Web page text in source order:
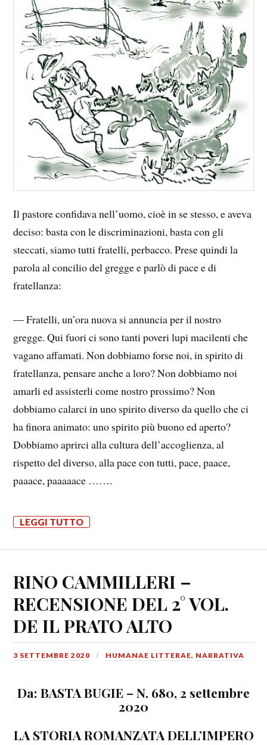
Il pastore confidava nell’uomo, cioè in se stesso, e aveva
deciso: basta con le discriminazioni, basta con gli
steccati, siamo tutti fratelli, perbacco. Prese quindi la
parola al concilio del gregge e parlò di pace e di
fratellanza:
— Fratelli, un’ora nuova si annuncia per il nostro
gregge. Qui fuori ci sono tanti poveri lupi macilenti che
vagano affamati. Non dobbiamo forse noi, in spirito di
fratellanza, pensare anche a loro? Non dobbiamo noi
amarli ed assisterli come nostro prossimo? Non
dobbiamo calarci in uno spirito diverso da quello che ci
ha finora animato: uno spirito più buono ed aperto?
Dobbiamo aprirci alla cultura dell’accoglienza, al
rispetto del diverso, alla pace con tutti, pace, paace,
paaace, paaaaace …….
LEGGI TUTTO
RINO CAMMILLERI –
RECENSIONE DEL 2° VOL.
DE IL PRATO ALTO
3 SETTEMBRE 2020 HUMANAE LITTERAE, NARRATIVA
Da: BASTA BUGIE – N. 680, 2 settembre
2020
LA STORIA ROMANZATA DELL’IMPERO